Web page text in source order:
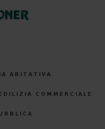
ABITATIVA
COMMERCIALE